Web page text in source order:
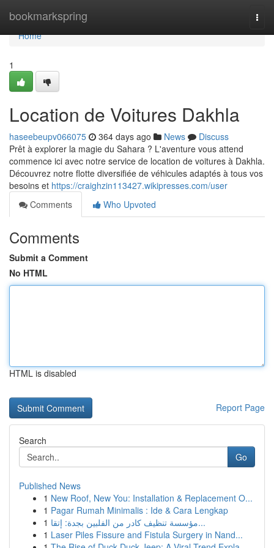
bookmarkspring
Home
Home
1
Location de Voitures Dakhla
haseebeupv066075 364 days ago News
Discuss
Prêt à explorer la magie du Sahara ? L'aventure vous attend
commence ici avec notre service de location de voitures à Dakhla.
Découvrez notre flotte diversifiée de véhicules adaptés à tous vos
besoins et https://craighzin113427.wikipresses.com/user
Comments
Who Upvoted
Comments
Submit a Comment
No HTML
HTML is disabled
Report Page
Search
Go
Published News
1 New Roof, New You: Installation & Replacement O...
1 Pagar Rumah Minimalis : Ide & Cara Lengkap
1
مؤسسة تنظيف كادر من الفلبين بجدة: إتقا...
1 Laser Piles Fissure and Fistula Surgery in Nand...